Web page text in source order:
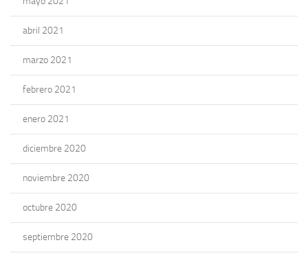
abril 2021
marzo 2021
febrero 2021
enero 2021
diciembre 2020
noviembre 2020
octubre 2020
septiembre 2020